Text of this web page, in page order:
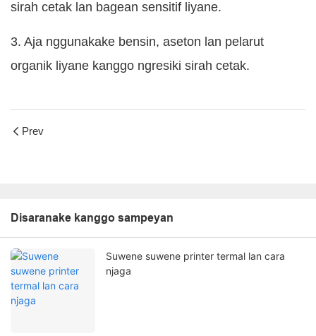
sirah cetak lan bagean sensitif liyane.
3. Aja nggunakake bensin, aseton lan pelarut
organik liyane kanggo ngresiki sirah cetak.
Prev
Disaranake kanggo sampeyan
Suwene suwene printer termal lan cara
njaga